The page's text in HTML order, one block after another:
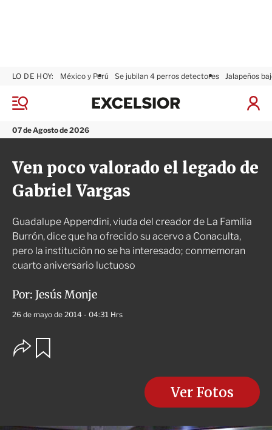
M
n
ú
07 de Agosto de 2026
LO DE HOY: México y Perú Se jubilan 4 perros detectores Jalapeños
I
a
r
x
l
o
Ven poco valorado el legado de
Gabriel Vargas
Guadalupe Appendini, viuda del creador de La Familia
Burrón, dice que ha ofrecido su acervo a Conaculta,
pero la institución no se ha interesado; conmemoran
cuarto aniversario luctuoso
Por: Jesús Monje
26 de mayo de 2014 - 04:31 Hrs
O
p
s
Ver Fotos